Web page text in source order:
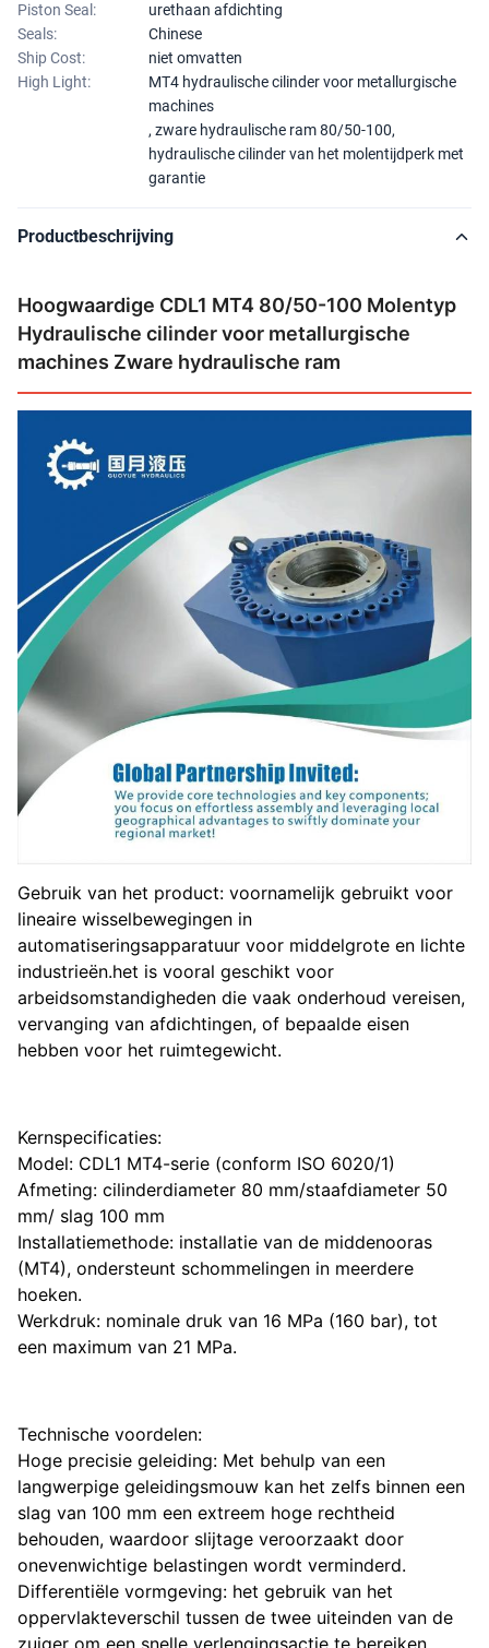
Piston Seal:
urethaan afdichting
Seals:
Chinese
Ship Cost:
niet omvatten
High Light:
MT4 hydraulische cilinder voor metallurgische
machines
, zware hydraulische ram 80/50-100,
hydraulische cilinder van het molentijdperk met
garantie
Productbeschrijving
Hoogwaardige CDL1 MT4 80/50-100 Molentyp
Hydraulische cilinder voor metallurgische
machines Zware hydraulische ram
Gebruik van het product: voornamelijk gebruikt voor
lineaire wisselbewegingen in
automatiseringsapparatuur voor middelgrote en lichte
industrieën.het is vooral geschikt voor
arbeidsomstandigheden die vaak onderhoud vereisen,
vervanging van afdichtingen, of bepaalde eisen
hebben voor het ruimtegewicht.
Kernspecificaties:
Model: CDL1 MT4-serie (conform ISO 6020/1)
Afmeting: cilinderdiameter 80 mm/staafdiameter 50
mm/ slag 100 mm
Installatiemethode: installatie van de middenooras
(MT4), ondersteunt schommelingen in meerdere
hoeken.
Werkdruk: nominale druk van 16 MPa (160 bar), tot
een maximum van 21 MPa.
Technische voordelen:
Hoge precisie geleiding: Met behulp van een
langwerpige geleidingsmouw kan het zelfs binnen een
slag van 100 mm een extreem hoge rechtheid
behouden, waardoor slijtage veroorzaakt door
onevenwichtige belastingen wordt verminderd.
Differentiële vormgeving: het gebruik van het
oppervlakteverschil tussen de twee uiteinden van de
zuiger om een snelle verlengingsactie te bereiken,